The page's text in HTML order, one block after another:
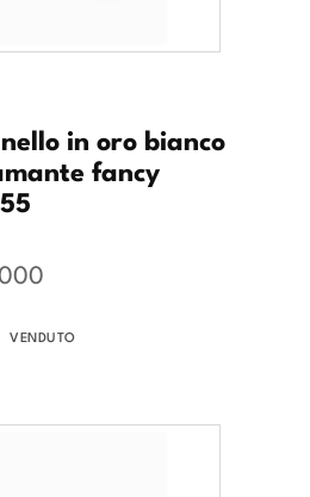
in oro bianco
fancy
VENDUTO